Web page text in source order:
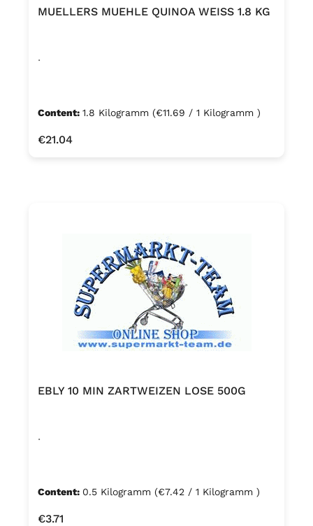
MUELLERS MUEHLE QUINOA WEISS 1.8 KG
.
Content: 1.8 Kilogramm (€11.69 / 1 Kilogramm )
Regular price:
€21.04
EBLY 10 MIN ZARTWEIZEN LOSE 500G
.
Content: 0.5 Kilogramm (€7.42 / 1 Kilogramm )
Regular price:
€3.71